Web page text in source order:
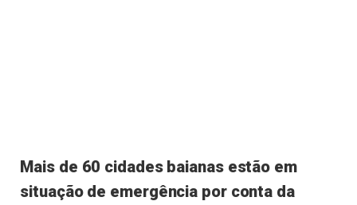
Mais de 60 cidades baianas estão em
situação de emergência por conta da